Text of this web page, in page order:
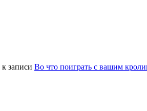
к записи Во что поиграть с вашим